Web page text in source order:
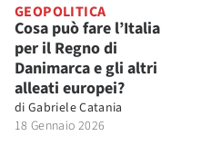
GEOPOLITICA
Cosa può fare l’Italia
per il Regno di
Danimarca e gli altri
alleati europei?
di Gabriele Catania
18 Gennaio 2026